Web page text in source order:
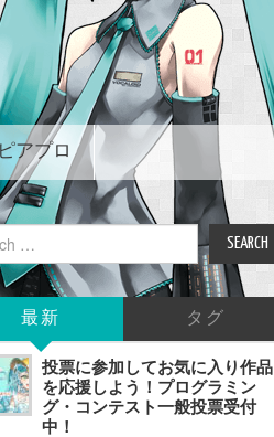
ピアプロ
最新 タグ
投票に参加してお気に入り作品
を応援しよう！プログラミン
グ・コンテスト一般投票受付
中！